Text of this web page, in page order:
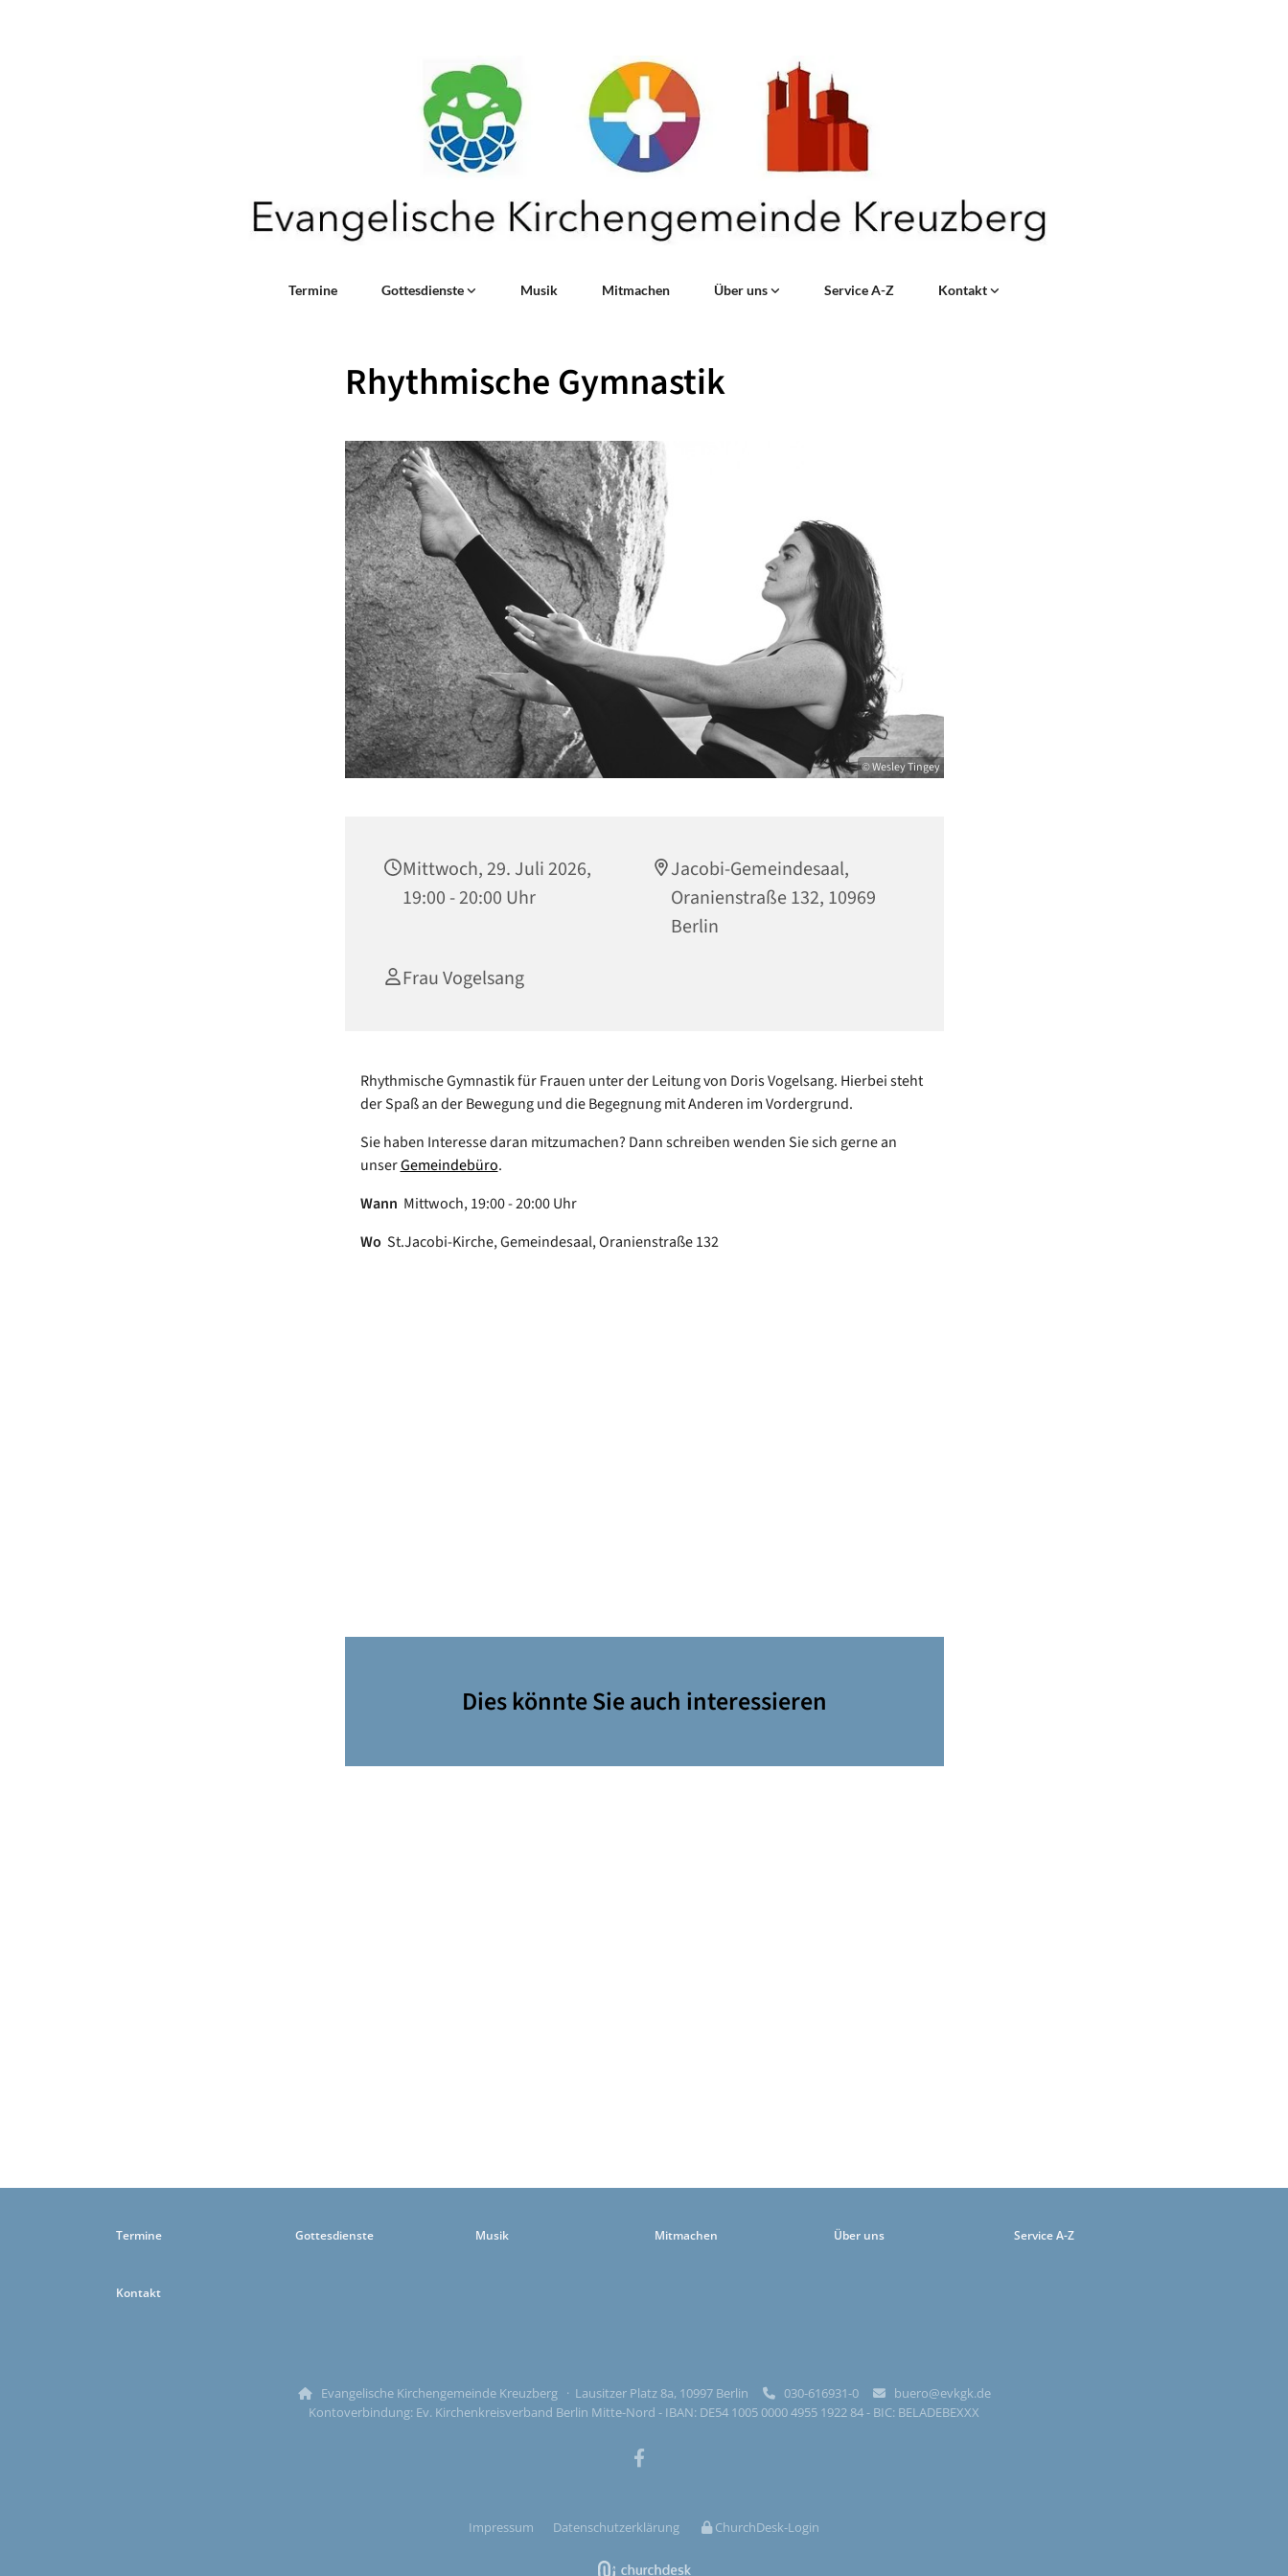
Termine Gottesdienste Musik Mitmachen Über uns Service A-Z Kontakt
Rhythmische Gymnastik
© Wesley Tingey
Mittwoch, 29. Juli 2026,
19:00 - 20:00 Uhr
Jacobi-Gemeindesaal,
Oranienstraße 132, 10969
Berlin
Frau Vogelsang
Rhythmische Gymnastik für Frauen unter der Leitung von Doris Vogelsang. Hierbei steht
der Spaß an der Bewegung und die Begegnung mit Anderen im Vordergrund.
Sie haben Interesse daran mitzumachen? Dann schreiben wenden Sie sich gerne an
unserGemeindebüro.
Wann Mittwoch, 19:00 - 20:00 Uhr
Wo St.Jacobi-Kirche, Gemeindesaal, Oranienstraße 132
Dies könnte Sie auch interessieren
Termine Gottesdienste Musik Mitmachen Über uns Service A-Z
Kontakt
Evangelische Kirchengemeinde Kreuzberg · Lausitzer Platz 8a, 10997 Berlin 030-616931-0 buero@evkgk.de
Kontoverbindung: Ev. Kirchenkreisverband Berlin Mitte-Nord - IBAN: DE54 1005 0000 4955 1922 84 - BIC: BELADEBEXXX
Impressum Datenschutzerklärung ChurchDesk-Login